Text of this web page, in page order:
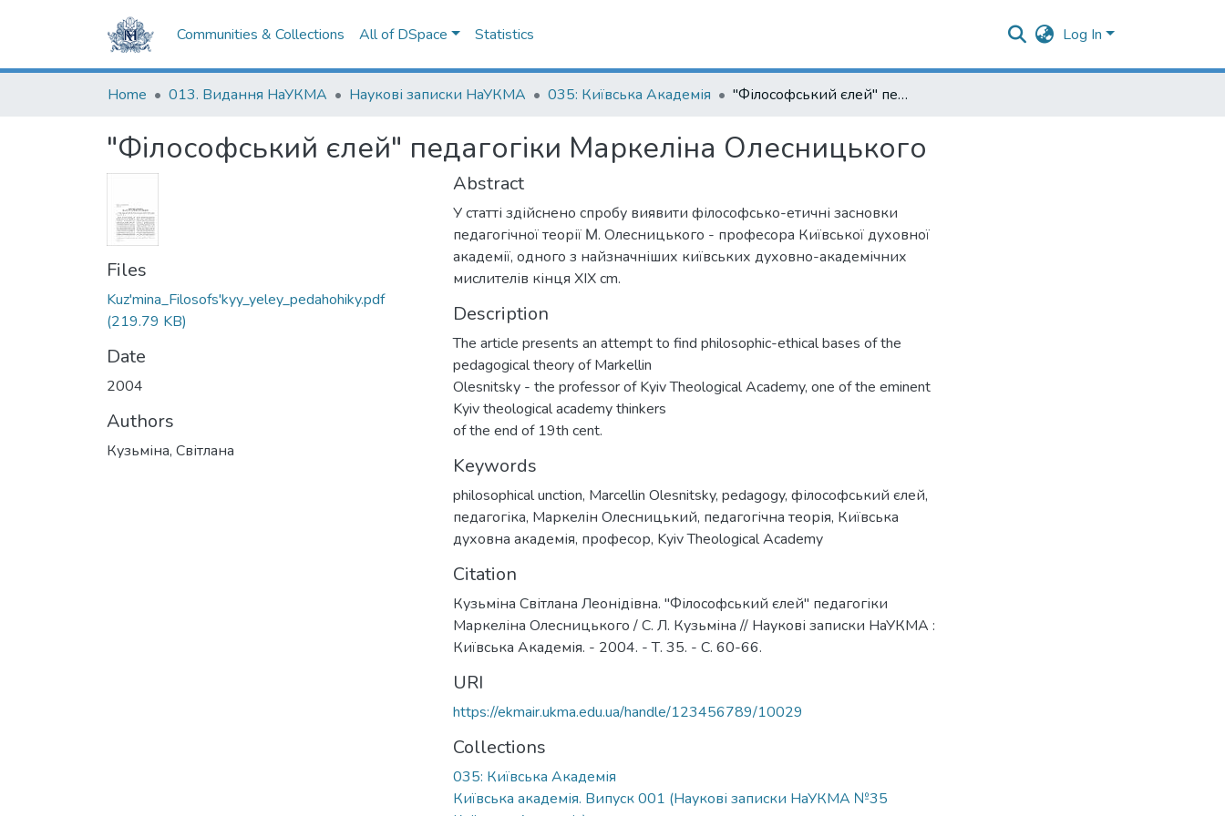
Communities & Collections All of DSpace Statistics Log In
Home 013. Видання НаУКМА Наукові записки НаУКМА 035: Київська Академія "Філософський єлей" педагогіки Маркеліна Олесницького
"Філософський єлей" педагогіки Маркеліна Олесницького
Files
Kuz'mina_Filosofs'kyy_yeley_pedahohiky.pdf
(219.79 KB)
Date
2004
Authors
Кузьміна, Світлана
Abstract
У статті здійснено спробу виявити філософсько-етичні засновки
педагогічної теорії Μ. Олесницького - професора Київської духовної
академії, одного з найзначніших київських духовно-академічних
мислителів кінця XIX cm.
Description
The article presents an attempt to find philosophic-ethical bases of the
pedagogical theory of Markellin
Olesnitsky - the professor of Kyiv Theological Academy, one of the eminent
Kyiv theological academy thinkers
of the end of 19th cent.
Keywords
philosophical unction, Marcellin Olesnitsky, pedagogy, філософський єлей,
педагогіка, Маркелін Олесницький, педагогічна теорія, Київська
духовна академія, професор, Kyiv Theological Academy
Citation
Кузьміна Світлана Леонідівна. "Філософський єлей" педагогіки
Маркеліна Олесницького / С. Л. Кузьміна // Наукові записки НаУКМА :
Київська Академія. - 2004. - Т. 35. - С. 60-66.
URI
https://ekmair.ukma.edu.ua/handle/123456789/10029
Collections
035: Київська Академія
Київська академія. Випуск 001 (Наукові записки НаУКМА №35